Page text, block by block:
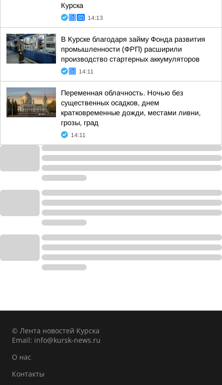
Курска
14:13
В Курске благодаря займу Фонда развития
промышленности (ФРП) расширили
производство стартерных аккумуляторов
14:11
Переменная облачность. Ночью без
существенных осадков, днем
кратковременные дожди, местами ливни,
грозы, град
14:11
© Лента новостей Курска
Email: info@kursk-news.ru
О нас
Контакты